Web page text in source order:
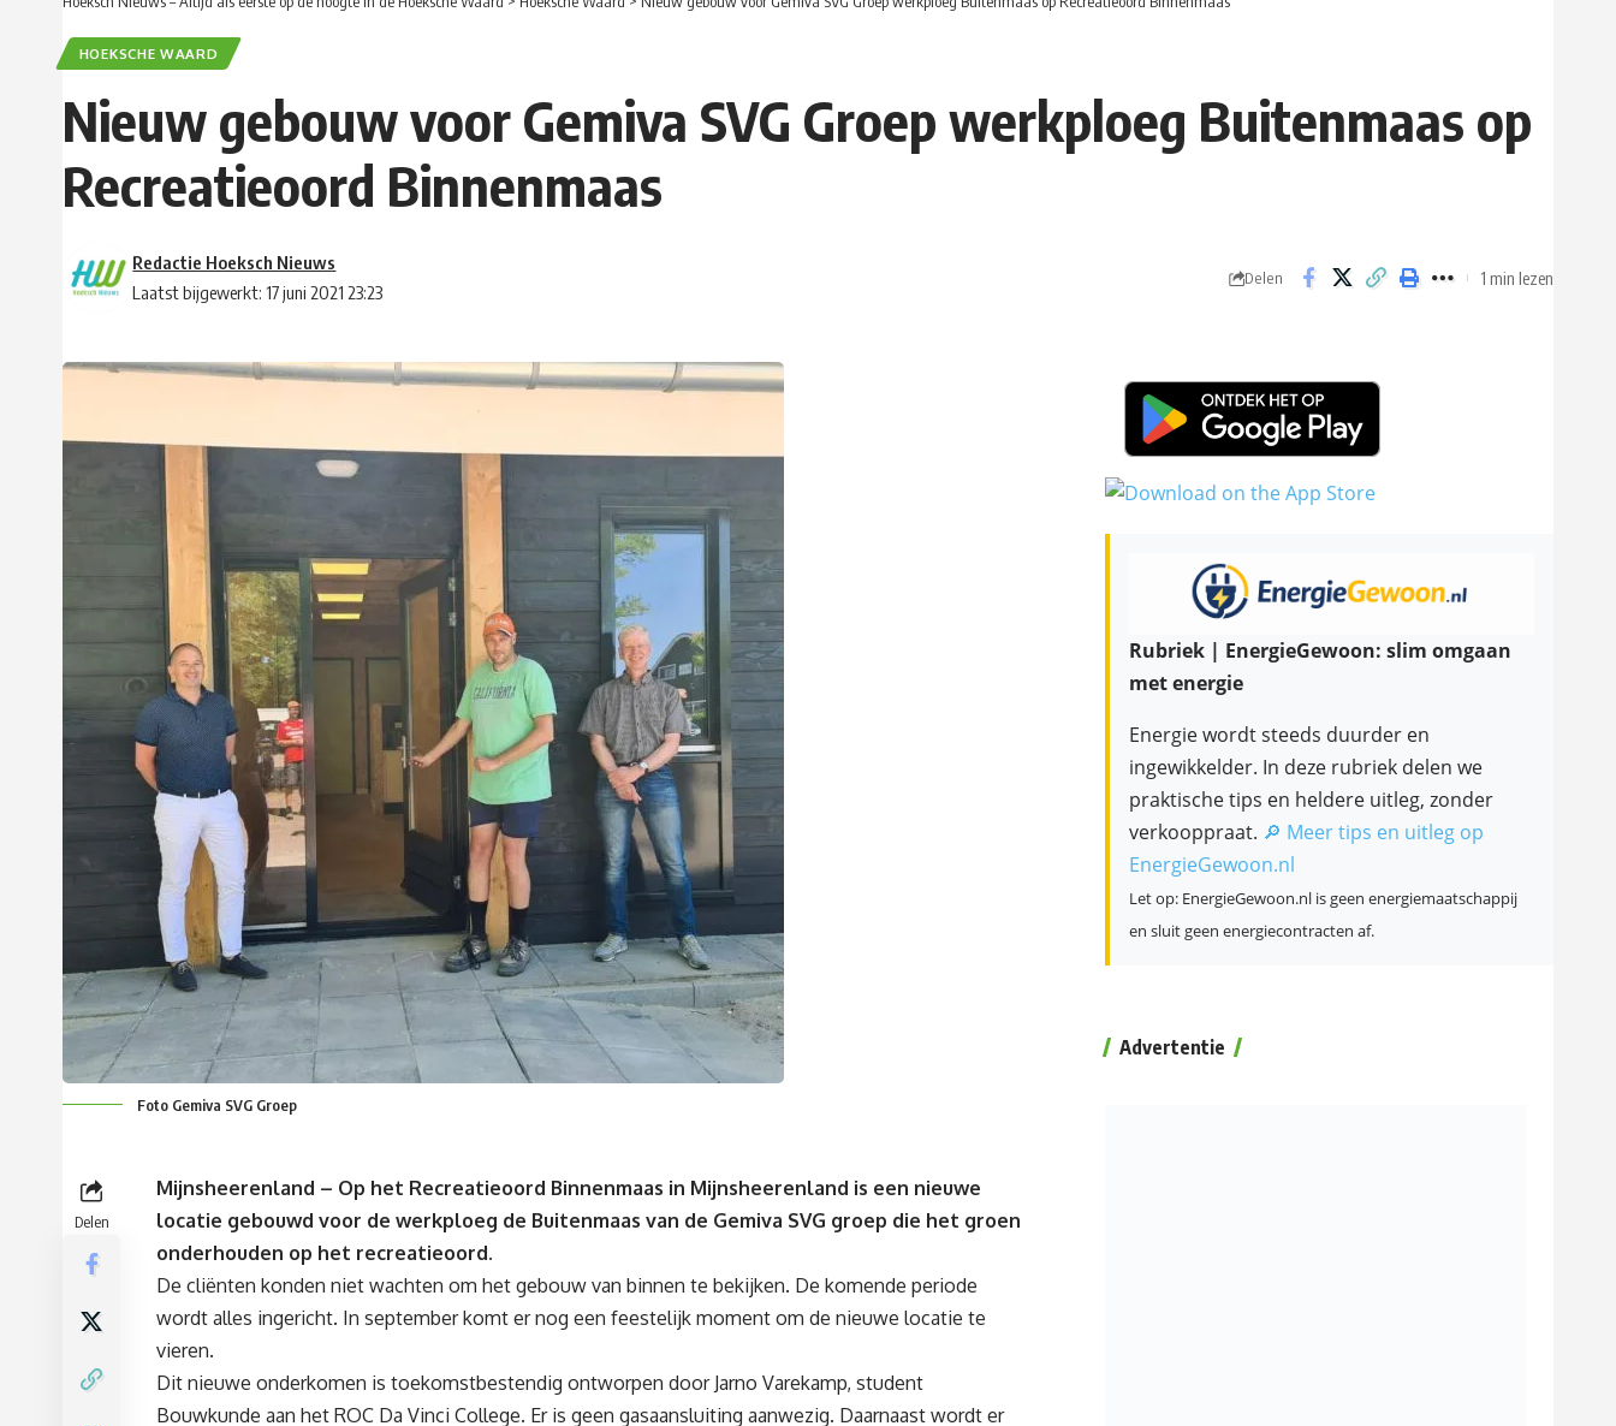
HOEKSCHE WAARD
Nieuw gebouw voor Gemiva SVG Groep werkploeg Buitenmaas op
Recreatieoord Binnenmaas
Laatst bijgewerkt: 17 juni 2021 23:23
Redactie Hoeksch Nieuws
Delen 1 min lezen
Foto Gemiva SVG Groep
Delen
Mijnsheerenland – Op het Recreatieoord Binnenmaas in Mijnsheerenland is een nieuwe
locatie gebouwd voor de werkploeg de Buitenmaas van de Gemiva SVG groep die het groen
onderhouden op het recreatieoord.
De cliënten konden niet wachten om het gebouw van binnen te bekijken. De komende periode
wordt alles ingericht. In september komt er nog een feestelijk moment om de nieuwe locatie te
vieren.
Dit nieuwe onderkomen is toekomstbestendig ontworpen door Jarno Varekamp, student
Bouwkunde aan het ROC Da Vinci College. Er is geen gasaansluiting aanwezig. Daarnaast wordt er
Rubriek | EnergieGewoon: slim omgaan
met energie
Energie wordt steeds duurder en
ingewikkelder. In deze rubriek delen we
praktische tips en heldere uitleg, zonder
verkooppraat. 🔎 Meer tips en uitleg op
EnergieGewoon.nl
Let op: EnergieGewoon.nl is geen energiemaatschappij
en sluit geen energiecontracten af.
Advertentie